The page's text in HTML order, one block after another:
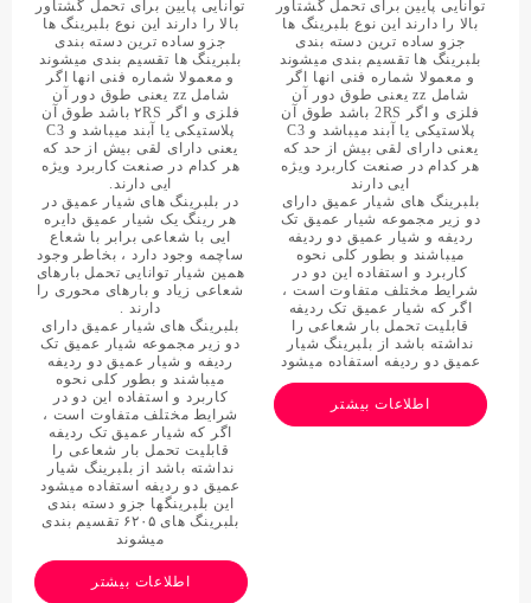
توانایی پایین برای تحمل گشتاور
بالا را دارند این نوع بلبرینگ ها
جزو ساده ترین دسته بندی
بلبرینگ ها تقسیم بندی میشوند
و معمولا شماره فنی انها اگر
شامل zz یعنی طوق دور آن
فلزی و اگر ۲RS باشد طوق آن
پلاستیکی یا آبند میباشد و C3
یعنی دارای لقی بیش از حد که
هر کدام در صنعت کاربرد ویژه
ایی دارند.
در بلبرینگ های شیار عمیق در
هر رینگ یک شیار عمیق دایره
ایی با شعاعی برابر با شعاع
ساچمه وجود دارد ، بخاطر وجود
همین شیار توانایی تحمل بارهای
شعاعی زیاد و بارهای محوری را
دارند .
بلبرینگ های شیار عمیق دارای
دو زیر مجموعه شیار عمیق تک
ردیفه و شیار عمیق دو ردیفه
میباشند و بطور کلی نحوه
کاربرد و استفاده این دو در
شرایط مختلف متفاوت است ،
اگر که شیار عمیق تک ردیفه
قابلیت تحمل بار شعاعی را
نداشته باشد از بلبرینگ شیار
عمیق دو ردیفه استفاده میشود
این بلبرینگها جزو دسته بندی
بلبرینگ های ۶۲۰۵ تقسیم بندی
میشوند
اطلاعات بیشتر
توانایی پایین برای تحمل گشتاور
بالا را دارند این نوع بلبرینگ ها
جزو ساده ترین دسته بندی
بلبرینگ ها تقسیم بندی میشوند
و معمولا شماره فنی انها اگر
شامل zz یعنی طوق دور آن
فلزی و اگر 2RS باشد طوق آن
پلاستیکی یا آبند میباشد و C3
یعنی دارای لقی بیش از حد که
هر کدام در صنعت کاربرد ویژه
ایی دارند
بلبرینگ های شیار عمیق دارای
دو زیر مجموعه شیار عمیق تک
ردیفه و شیار عمیق دو ردیفه
میباشند و بطور کلی نحوه
کاربرد و استفاده این دو در
شرایط مختلف متفاوت است ،
اگر که شیار عمیق تک ردیفه
قابلیت تحمل بار شعاعی را
نداشته باشد از بلبرینگ شیار
عمیق دو ردیفه استفاده میشود
اطلاعات بیشتر